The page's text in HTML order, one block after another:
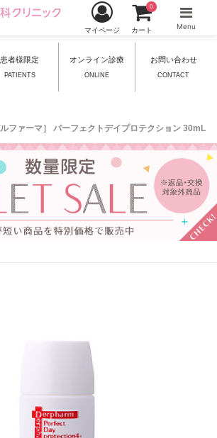
患者様限定
PATIENTS
オンライン診療
ONLINE
お問い合わせ
CONTACT
ファーマ］ パーフェクトデイプロテクション 30mL
マイページ カート
0
Menu